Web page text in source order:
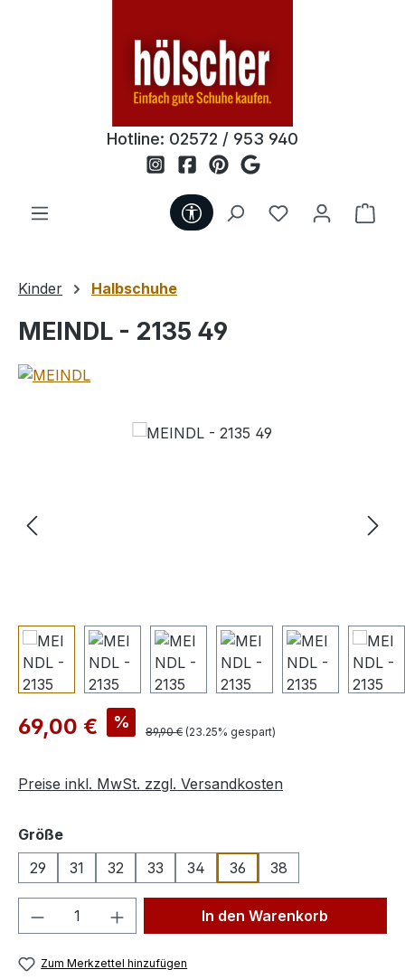
Hotline: 02572 / 953 940
Werkzeugleiste anzeigen
Du hast 0
Kinder Halbschuhe
MEINDL - 2135 49
Bildergalerie überspringen
Verkaufspreis:
69,00 € % Regulärer Preis:
89,90 € (23.25% gespart)
Preise inkl. MwSt. zzgl. Versandkosten
Größeauswählen
29
31 32 33 34 36 38
Produkt Anzahl: Gib denIn den Warenkorb
Zum Merkzettel hinzufügen